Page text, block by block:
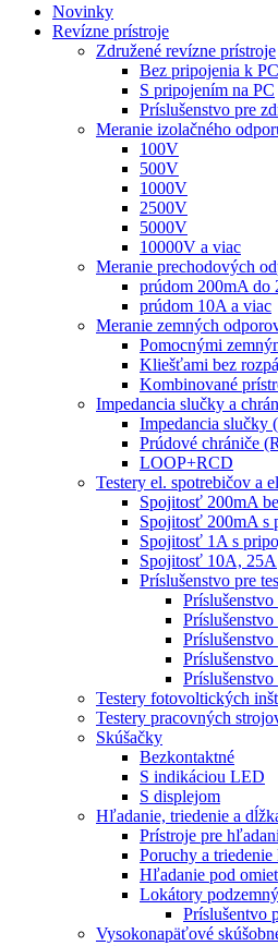
Novinky
Revízne prístroje
Združené revízne prístroje
Bez pripojenia k PC
S pripojením na PC
Príslušenstvo pre
Meranie izolačného
100V
500V
1000V
2500V
5000V
10000V a viac
Meranie prechodových
prúdom 200mA do
prúdom 10A a viac
Meranie zemných
Pomocnými
Kliešťami bez
Kombinované
Impedancia slučky a
Impedancia slučky
Prúdové chrániče
LOOP+RCD
Testery el. spotrebičov a
Spojitosť 200mA
Spojitosť 200mA s
Spojitosť 1A s
Spojitosť 10A, 25A
Príslušenstvo pre
Testery fotovoltických
Testery pracovných
Skúšačky
Bezkontaktné
S indikáciou LED
S displejom
Hľadanie, triedenie a
Prístroje pre
Poruchy a
Hľadanie pod
Lokátory
Príslušentvo
Vysokonapäťové